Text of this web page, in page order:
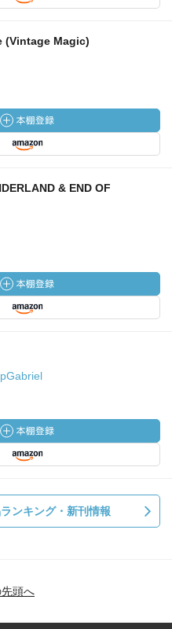
(Vintage Magic)
& END OF
ンキング・新刊情報
頭へ